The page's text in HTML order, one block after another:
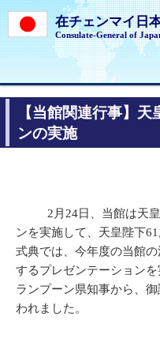
在チェンマイ日
Consulate-General of
【当館関連行事】
ンの実施
2月24日、当館は天皇
ンを実施して、天皇陛下
式典では、今年度の当館
するプレゼンテーション
ランプーン県知事から、
われました。